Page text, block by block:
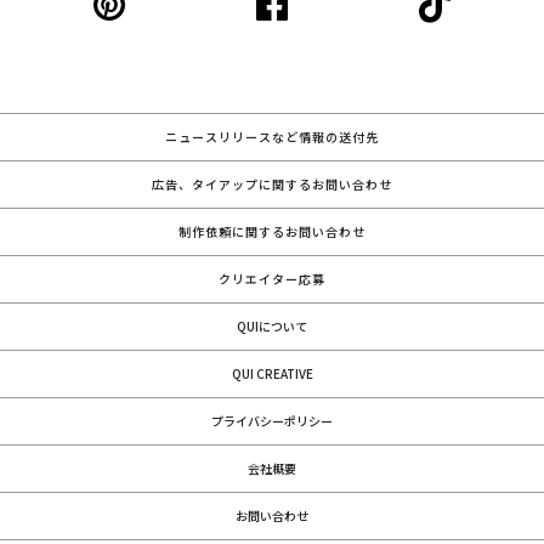
ニュースリリースなど情報の送付先
広告、タイアップに関するお問い合わせ
制作依頼に関するお問い合わせ
クリエイター応募
QUIについて
QUI CREATIVE
プライバシーポリシー
会社概要
お問い合わせ